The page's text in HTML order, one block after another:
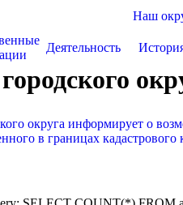
Деятельность
Наш
округа информирует о
в границах кадастрового